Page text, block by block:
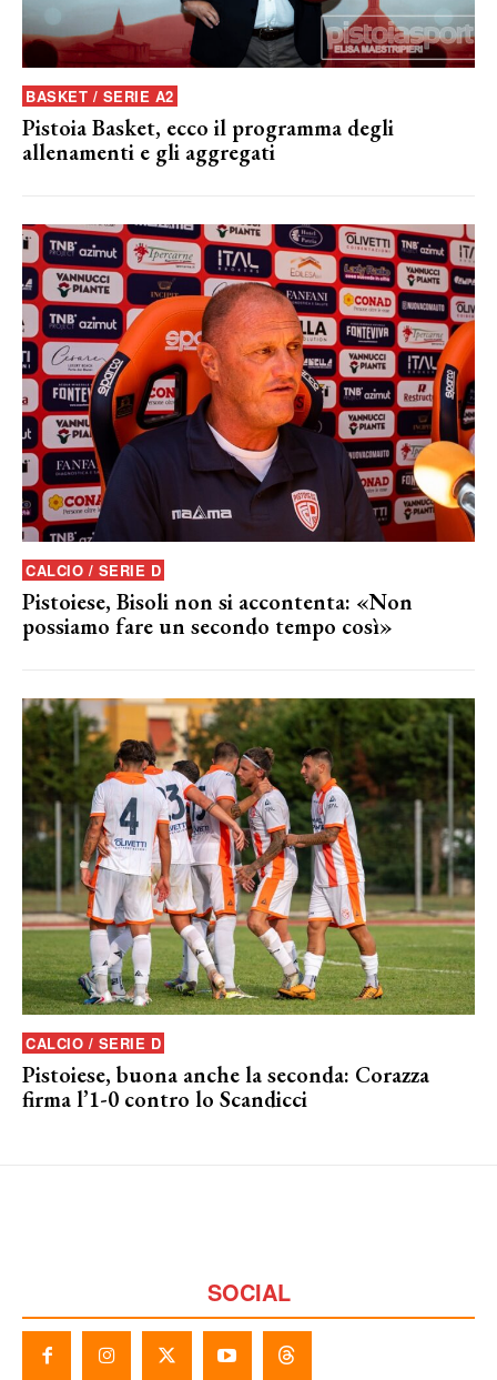
BASKET / SERIE A2
Pistoia Basket, ecco il programma degli
allenamenti e gli aggregati
CALCIO / SERIE D
Pistoiese, Bisoli non si accontenta: «Non
possiamo fare un secondo tempo così»
CALCIO / SERIE D
Pistoiese, buona anche la seconda: Corazza
firma l’1-0 contro lo Scandicci
SOCIAL